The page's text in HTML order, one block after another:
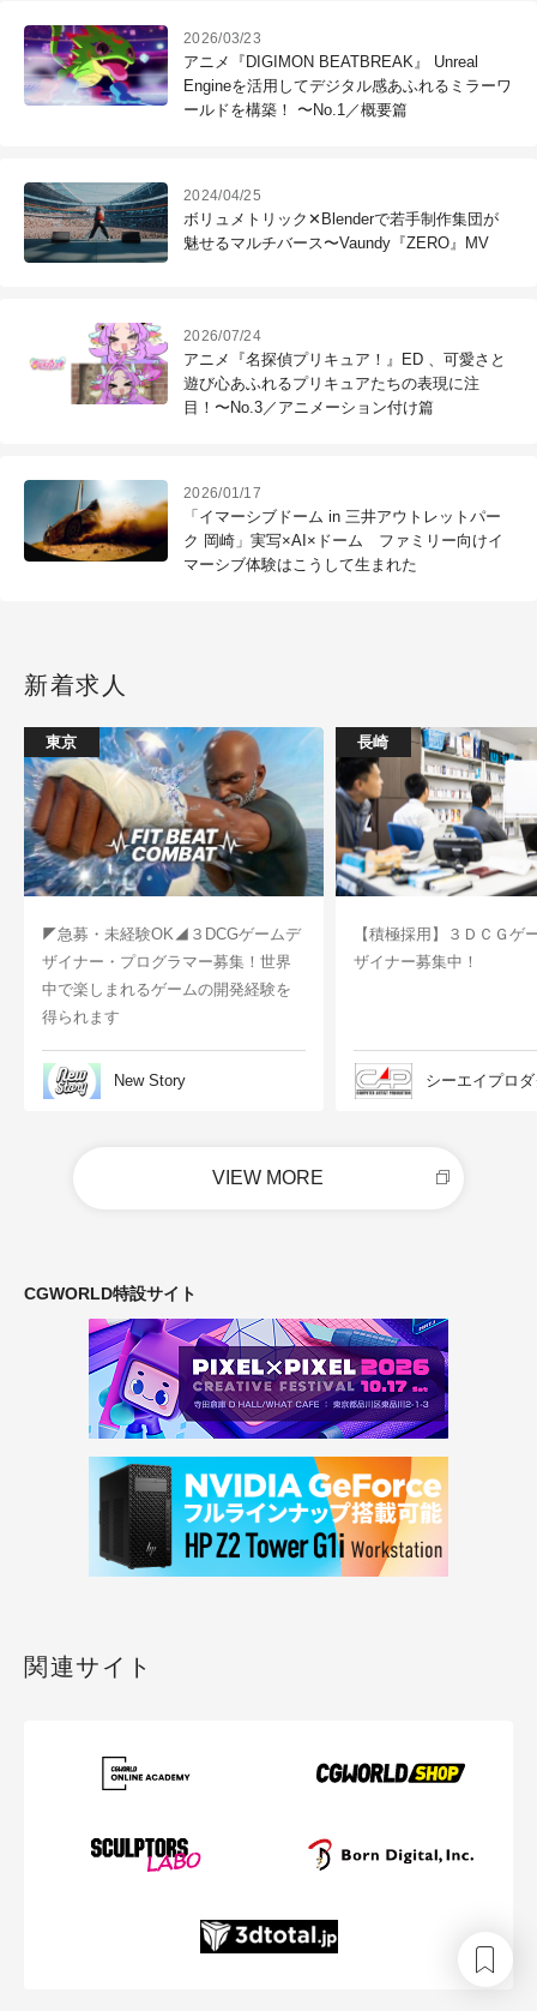
2026/03/23
アニメ『DIGIMON BEATBREAK』 Unreal
Engineを活用してデジタル感あふれるミラーワ
ールドを構築！ 〜No.1／概要篇
2024/04/25
ボリュメトリック✕Blenderで若手制作集団が
魅せるマルチバース〜Vaundy『ZERO』MV
2026/07/24
アニメ『名探偵プリキュア！』ED 、可愛さと
遊び心あふれるプリキュアたちの表現に注
目！〜No.3／アニメーション付け篇
2026/01/17
「イマーシブドーム in 三井アウトレットパー
ク 岡崎」実写×AI×ドーム ファミリー向けイ
マーシブ体験はこうして生まれた
新着求人
東京
◤急募・未経験OK◢３DCGゲームデ
ザイナー・プログラマー募集！世界
中で楽しまれるゲームの開発経験を
得られます
New Story
長崎
【積極採用】３ＤＣＧゲ
ザイナー募集中！
シーエイプロ
VIEW MORE
CGWORLD特設サイト
関連サイト